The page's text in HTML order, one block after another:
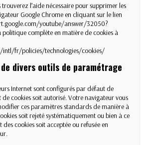
trouverez l’aide nécessaire pour supprimer les
Google Chrome en cliquant sur le lien
youtube/answer/32050?
politique complète en matière de cookies à
intl/fr/policies/technologies/cookies/
divers outils de paramétrage
Internet sont configurés par défaut de
cookies soit autorisé. Votre navigateur vous
ces paramètres standards de manière à
soit rejeté systématiquement ou bien à ce
des cookies soit acceptée ou refusée en